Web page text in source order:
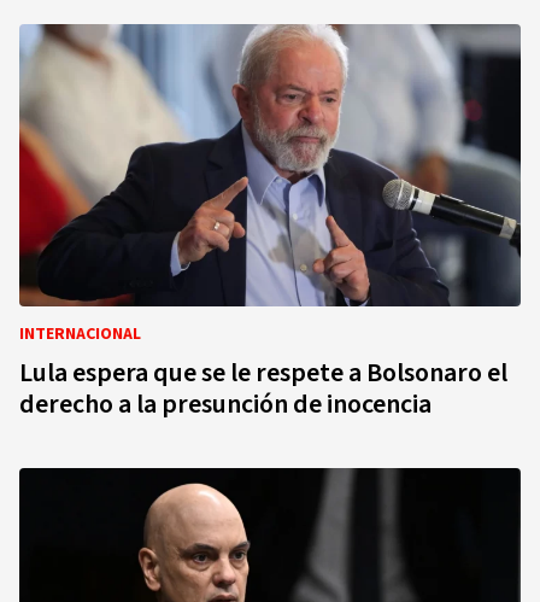
INTERNACIONAL
Lula espera que se le respete a Bolsonaro el
derecho a la presunción de inocencia